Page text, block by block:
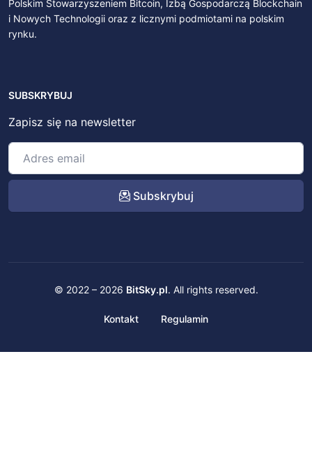
Polskim Stowarzyszeniem Bitcoin, Izbą Gospodarczą Blockchain
i Nowych Technologii oraz z licznymi podmiotami na polskim
rynku.
SUBSKRYBUJ
Zapisz się na newsletter
Subskrybuj
© 2022 – 2026 BitSky.pl. All rights reserved.
Kontakt Regulamin